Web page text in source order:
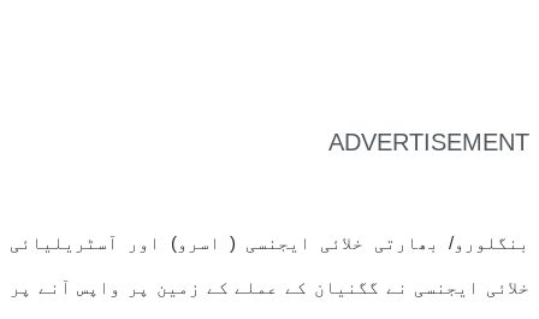
ADVERTISEMENT
بنگلورو/ بھارتی خلائی ایجنسی ( اسرو) اور آسٹریلیائی
خلائی ایجنسی نے گگنیان کے عملے کے زمین پر واپس آنے پر